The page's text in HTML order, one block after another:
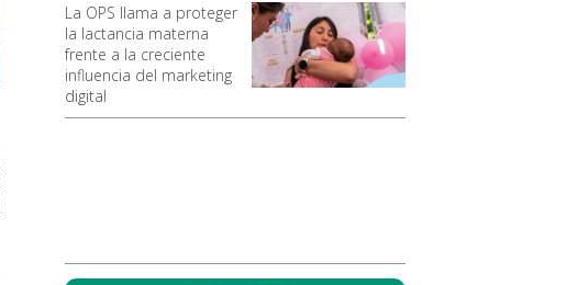
La OPS llama a proteger
la lactancia materna
frente a la creciente
influencia del marketing
digital